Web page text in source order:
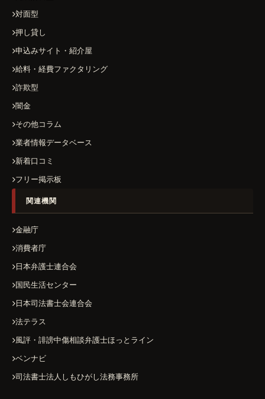
対面型
押し貸し
申込みサイト・紹介屋
給料・経費ファクタリング
詐欺型
闇金
その他コラム
業者情報データベース
新着口コミ
フリー掲示板
関連機関
金融庁
消費者庁
日本弁護士連合会
国民生活センター
日本司法書士会連合会
法テラス
風評・誹謗中傷相談弁護士ほっとライン
ベンナビ
司法書士法人しもひがし法務事務所